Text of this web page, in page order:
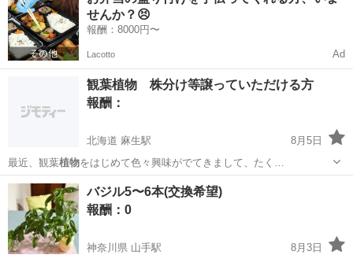
っておちます。 原因と対策がわ...
せんか？😣
報酬：8000円〜
Lacotto Ad
観葉植物 株分け等譲っていただける方
報酬：
北海道 麻生駅
8月5日
最近、観葉植物をはじめて色々興味がでてきまして、たく…
北海道 札幌市 買いたい/ください
バジル5〜6本(交換希望)
報酬：0
神奈川県 山手駅
8月3日